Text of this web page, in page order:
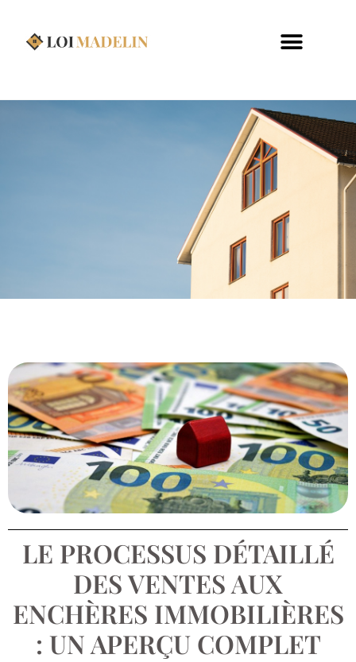
LE PROCESSUS DÉTAILLÉ
DES VENTES AUX
ENCHÈRES IMMOBILIÈRES
: UN APERÇU COMPLET